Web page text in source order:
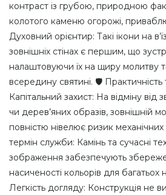
контраст із грубою, природною
колотого каменю огорожі,
Духовний орієнтир: Такі ікони на
зовнішніх стінах є першим, що
налаштовуючи їх на щиру молитву
всередину святині. 🛡️ Практичність
Капітальний захист: На відміну від
чи дерев’яних образів, зовнішній
повністю нівелює ризик
термін служби: Камінь та сучасні
зображення забезпечують
насиченості кольорів для багатьох
Легкість догляду: Конструкція не